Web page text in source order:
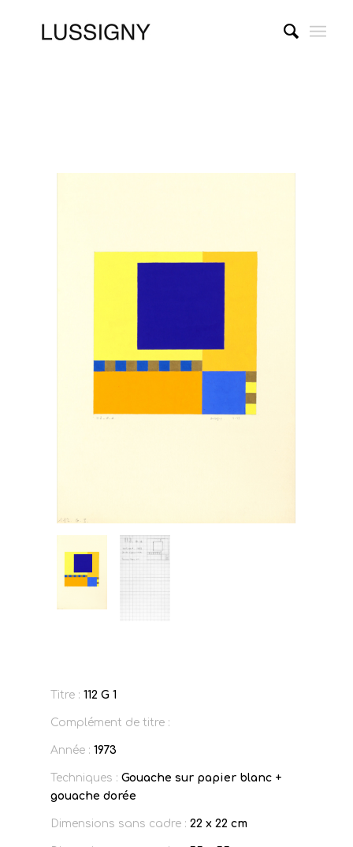
Titre : 112 G 1
Complément de titre :
Année : 1973
Techniques : Gouache sur papier blanc +
gouache dorée
Dimensions sans cadre : 22 x 22 cm